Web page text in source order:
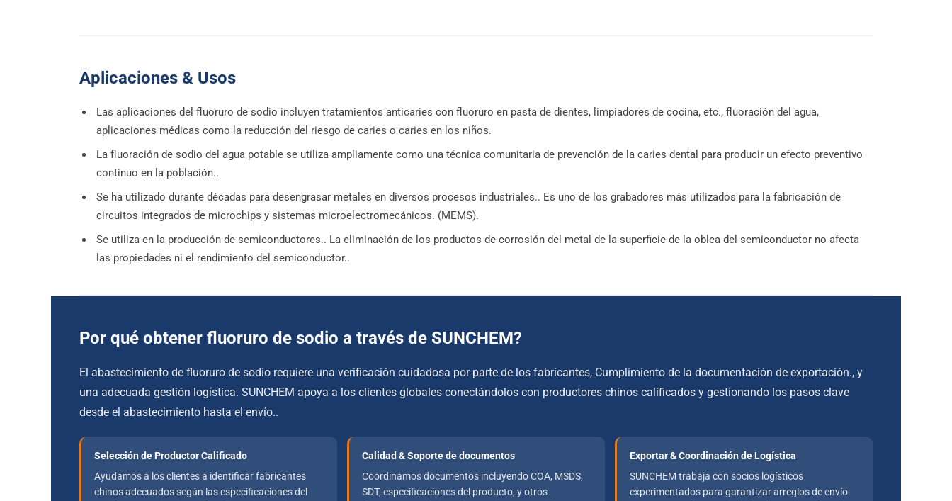
Aplicaciones & Usos
Las aplicaciones del fluoruro de sodio incluyen tratamientos anticaries con fluoruro en pasta de dientes, limpiadores de cocina, etc., fluoración del agua,
aplicaciones médicas como la reducción del riesgo de caries o caries en los niños.
La fluoración de sodio del agua potable se utiliza ampliamente como una técnica comunitaria de prevención de la caries dental para producir un efecto preventivo
continuo en la población..
Se ha utilizado durante décadas para desengrasar metales en diversos procesos industriales.. Es uno de los grabadores más utilizados para la fabricación de
circuitos integrados de microchips y sistemas microelectromecánicos. (MEMS).
Se utiliza en la producción de semiconductores.. La eliminación de los productos de corrosión del metal de la superficie de la oblea del semiconductor no afecta
las propiedades ni el rendimiento del semiconductor..
Por qué obtener fluoruro de sodio a través de SUNCHEM?
El abastecimiento de fluoruro de sodio requiere una verificación cuidadosa por parte de los fabricantes, Cumplimiento de la documentación de exportación., y
una adecuada gestión logística. SUNCHEM apoya a los clientes globales conectándolos con productores chinos calificados y gestionando los pasos clave
desde el abastecimiento hasta el envío..
Selección de Productor Calificado
Ayudamos a los clientes a identificar fabricantes
chinos adecuados según las especificaciones del
Calidad & Soporte de documentos
Coordinamos documentos incluyendo COA, MSDS,
SDT, especificaciones del producto, y otros
Exportar & Coordinación de Logística
SUNCHEM trabaja con socios logísticos
experimentados para garantizar arreglos de envío